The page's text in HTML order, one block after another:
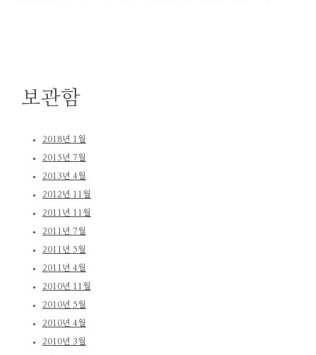
보관함
2018년 1월
2015년 7월
2013년 4월
2012년 11월
2011년 11월
2011년 7월
2011년 5월
2011년 4월
2010년 11월
2010년 5월
2010년 4월
2010년 3월